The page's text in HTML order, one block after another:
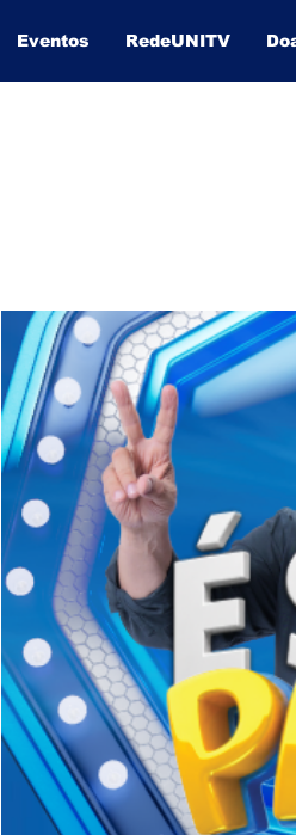
Eventos RedeUNITV